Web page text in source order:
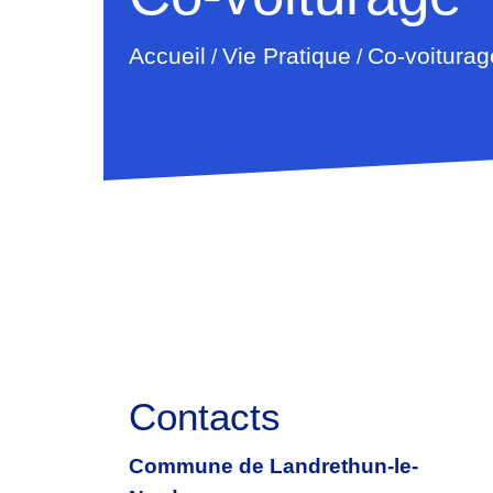
Accueil /Vie Pratique / Co-
Contacts
Commune de Landrethun-le-